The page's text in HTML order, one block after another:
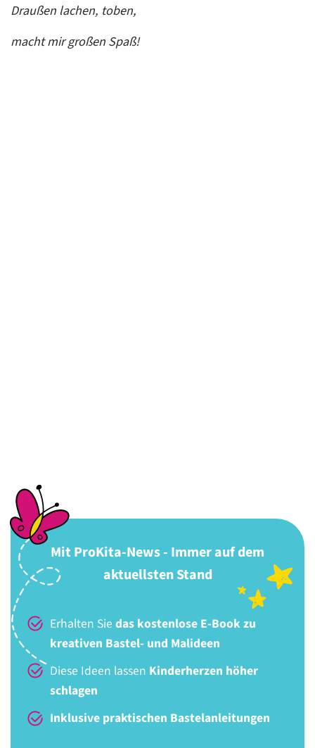
Mit ProKita-News - Immer auf dem
aktuellsten Stand
Erhalten Sie das kostenlose E-Book zu
kreativen Bastel- und Malideen
Diese Ideen lassen Kinderherzen höher
schlagen
Inklusive praktischen Bastelanleitungen
Draußen lachen, toben,
macht mir großen Spaß!